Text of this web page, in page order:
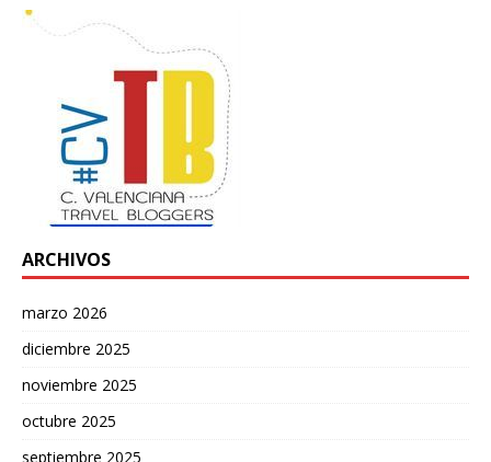
ARCHIVOS
marzo 2026
diciembre 2025
noviembre 2025
octubre 2025
septiembre 2025